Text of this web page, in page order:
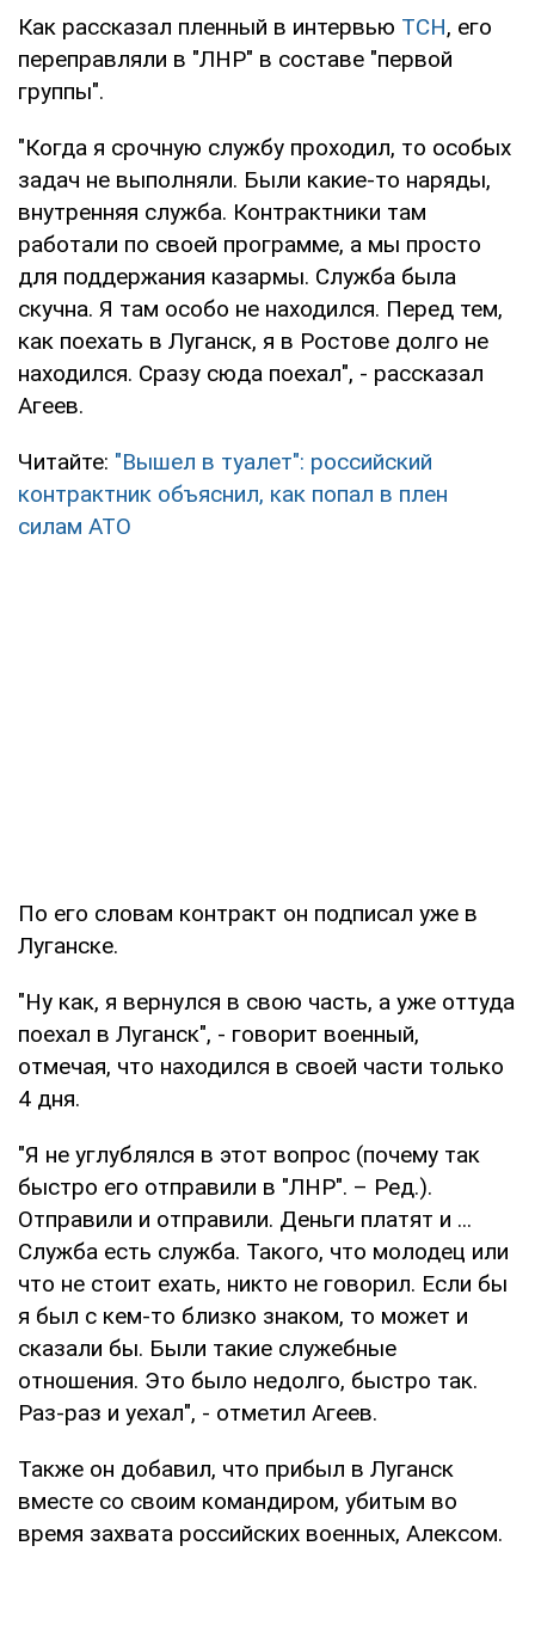
Как рассказал пленный в интервью ТСН, его
переправляли в "ЛНР" в составе "первой
группы".
"Когда я срочную службу проходил, то особых
задач не выполняли. Были какие-то наряды,
внутренняя служба. Контрактники там
работали по своей программе, а мы просто
для поддержания казармы. Служба была
скучна. Я там особо не находился. Перед тем,
как поехать в Луганск, я в Ростове долго не
находился. Сразу сюда поехал", - рассказал
Агеев.
Читайте: "Вышел в туалет": российский
контрактник объяснил, как попал в плен
силам АТО
По его словам контракт он подписал уже в
Луганске.
"Ну как, я вернулся в свою часть, а уже оттуда
поехал в Луганск", - говорит военный,
отмечая, что находился в своей части только
4 дня.
"Я не углублялся в этот вопрос (почему так
быстро его отправили в "ЛНР". – Ред.).
Отправили и отправили. Деньги платят и ...
Служба есть служба. Такого, что молодец или
что не стоит ехать, никто не говорил. Если бы
я был с кем-то близко знаком, то может и
сказали бы. Были такие служебные
отношения. Это было недолго, быстро так.
Раз-раз и уехал", - отметил Агеев.
Также он добавил, что прибыл в Луганск
вместе со своим командиром, убитым во
время захвата российских военных, Алексом.